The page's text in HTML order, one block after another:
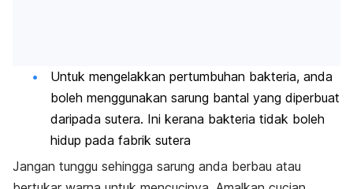
Untuk mengelakkan pertumbuhan bakteria, anda
boleh menggunakan sarung bantal yang diperbuat
daripada sutera. Ini kerana bakteria tidak boleh
hidup pada fabrik sutera
Jangan tunggu sehingga sarung anda berbau atau